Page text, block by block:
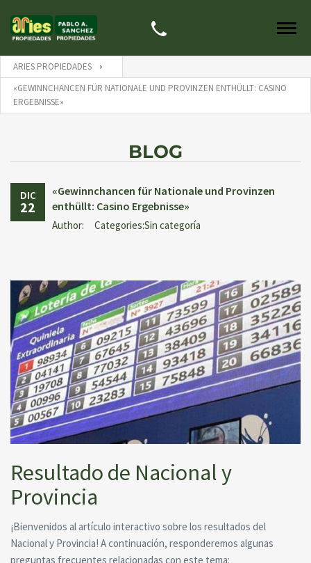
ARIES PROPIEDADES
«GEWINNCHANCEN FÜR NATIONALE UND PROVINZEN ENTHÜLLT: CASINO
ERGEBNISSE»
BLOG
DIC
22
«Gewinnchancen für Nationale und Provinzen
enthüllt: Casino Ergebnisse»
Author: Categories:Sin categoría
Resultado de Nacional y
Provincia
¡Bienvenidos al artículo interactivo sobre los resultados del
Nacional y Provincia! A continuación, responderemos algunas
preguntas frecuentes relacionadas con este tema: